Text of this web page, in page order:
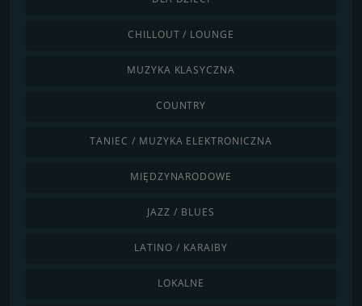
CHILLOUT / LOUNGE
MUZYKA KLASYCZNA
COUNTRY
TANIEC / MUZYKA ELEKTRONICZNA
MIĘDZYNARODOWE
JAZZ / BLUES
LATINO / KARAIBY
LOKALNE